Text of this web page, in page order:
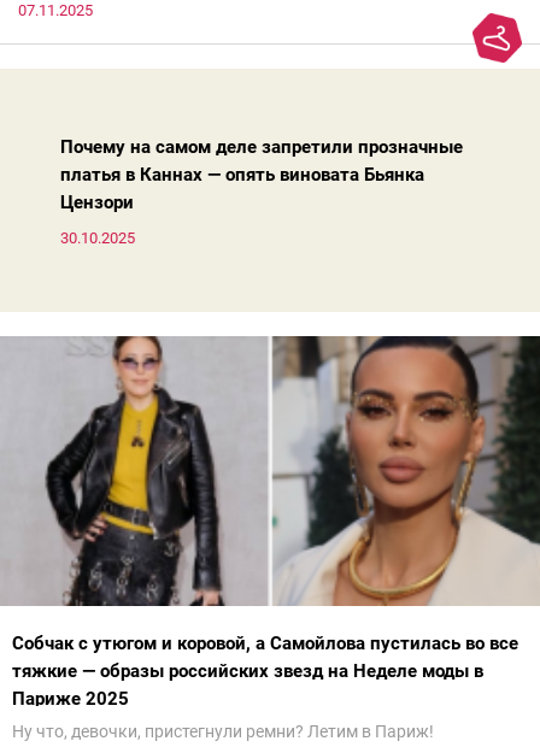
моды. Вовсе нет.Проблема в том, что сама мода сделала шаг
07.11.2025
Почему на самом деле запретили прозначные
платья в Каннах — опять виновата Бьянка
Цензори
30.10.2025
Собчак с утюгом и коровой, а Самойлова пустилась во все
тяжкие — образы российских звезд на Неделе моды в
Париже 2025
Ну что, девочки, пристегнули ремни? Летим в Париж!